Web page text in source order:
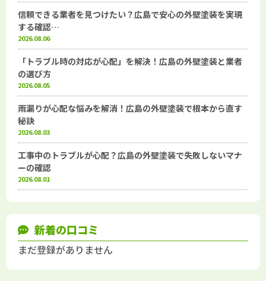
信頼できる業者を見つけたい？広島で安心の外壁塗装を実現
する確認…
2026.08.06
「トラブル時の対応が心配」を解決！広島の外壁塗装と業者
の選び方
2026.08.05
雨漏りが心配な悩みを解消！広島の外壁塗装で根本から直す
秘訣
2026.08.03
工事中のトラブルが心配？広島の外壁塗装で失敗しないマナ
ーの確認
2026.08.01
新着の口コミ
まだ登録がありません